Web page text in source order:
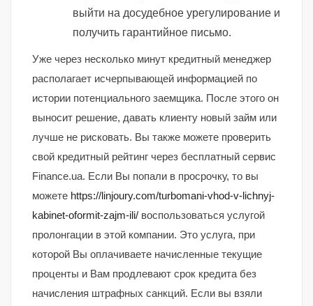
выйти на досудебное урегулирование и
получить гарантийное письмо.
Уже через несколько минут кредитный менеджер
располагает исчерпывающей информацией по
истории потенциального заемщика. После этого он
выносит решение, давать клиенту новый займ или
лучше не рисковать. Вы также можете проверить
свой кредитный рейтинг через бесплатный сервис
Finance.ua. Если Вы попали в просрочку, то вы
можете https://linjoury.com/turbomani-vhod-v-lichnyj-
kabinet-oformit-zajm-ili/ воспользоваться услугой
пролонгации в этой компании. Это услуга, при
которой Вы оплачиваете начисленные текущие
проценты и Вам продлевают срок кредита без
начисления штрафных санкций. Если вы взяли